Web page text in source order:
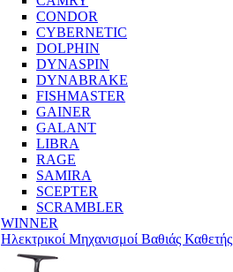
CONDOR
CYBERNETIC
DOLPHIN
DYNASPIN
DYNABRAKE
FISHMASTER
GAINER
GALANT
LIBRA
RAGE
SAMIRA
SCEPTER
SCRAMBLER
WINNER
Ηλεκτρικοί Μηχανισμοί Βαθιάς Καθετής